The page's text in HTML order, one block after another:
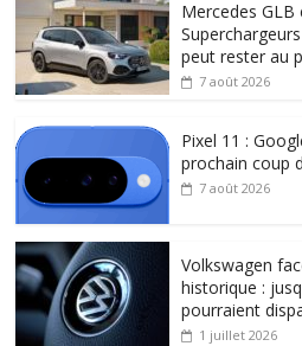
Mercedes
peut rester au
7 août 2026
Pixel 11 :
prochain coup
7 août 2026
Volkswagen
historique :
pourraient
1 juillet 2026